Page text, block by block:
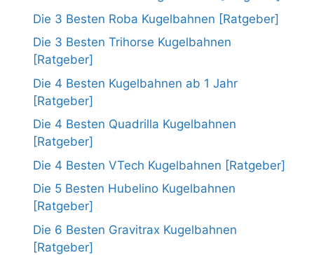
Die 3 Besten Roba Kugelbahnen [Ratgeber]
Die 3 Besten Trihorse Kugelbahnen
[Ratgeber]
Die 4 Besten Kugelbahnen ab 1 Jahr
[Ratgeber]
Die 4 Besten Quadrilla Kugelbahnen
[Ratgeber]
Die 4 Besten VTech Kugelbahnen [Ratgeber]
Die 5 Besten Hubelino Kugelbahnen
[Ratgeber]
Die 6 Besten Gravitrax Kugelbahnen
[Ratgeber]